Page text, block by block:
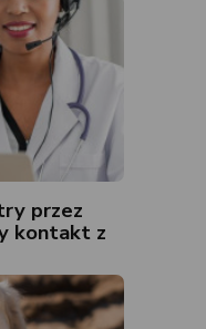
przez
kontakt z